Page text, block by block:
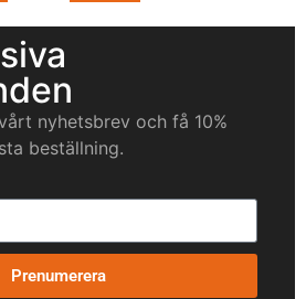
nyhetsbrev och få 10%
beställning.
Prenumerera